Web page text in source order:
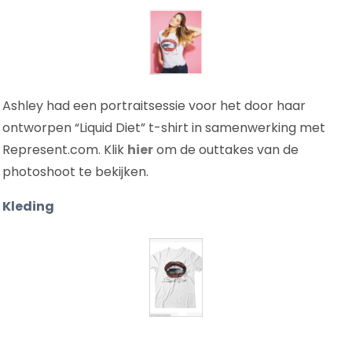
Ashley had een portraitsessie voor het door haar
ontworpen “Liquid Diet” t-shirt in samenwerking met
Represent.com. Klik hierom de outtakes van de
photoshoot te bekijken.
Kleding